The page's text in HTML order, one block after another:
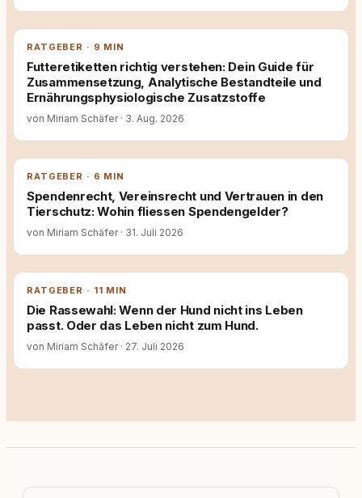
RATGEBER · 9 MIN
Futteretiketten richtig verstehen: Dein Guide für
Zusammensetzung, Analytische Bestandteile und
Ernährungsphysiologische Zusatzstoffe
von Miriam Schäfer · 3. Aug. 2026
RATGEBER · 6 MIN
Spendenrecht, Vereinsrecht und Vertrauen in den
Tierschutz: Wohin fliessen Spendengelder?
von Miriam Schäfer · 31. Juli 2026
RATGEBER · 11 MIN
Die Rassewahl: Wenn der Hund nicht ins Leben
passt. Oder das Leben nicht zum Hund.
von Miriam Schäfer · 27. Juli 2026